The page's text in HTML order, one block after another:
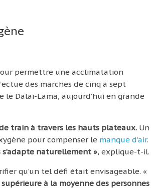
permettre une acclimatation
des marches de cinq à sept
le Dalaï-Lama, aujourd’hui en grande
train à travers les hauts plateaux. Un
pour compenser le manque d’air.
s’adapte naturellement », explique-t-il.
qu’un tel défi était envisageable. «
à la moyenne des personnes